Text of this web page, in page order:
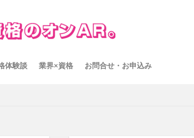
体験談 業界×資格 お問合せ・お申込み